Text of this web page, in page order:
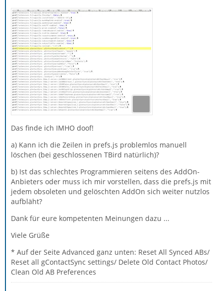
Das finde ich IMHO doof!
a) Kann ich die Zeilen in prefs.js problemlos manuell
löschen (bei geschlossenen TBird natürlich)?
b) Ist das schlechtes Programmieren seitens des AddOn-
Anbieters oder muss ich mir vorstellen, dass die prefs.js mit
jedem obsoleten und gelöschten AddOn sich weiter nutzlos
aufbläht?
Dank für eure kompetenten Meinungen dazu ...
Viele Grüße
* Auf der Seite Advanced ganz unten: Reset All Synced ABs/
Reset all gContactSync settings/ Delete Old Contact Photos/
Clean Old AB Preferences